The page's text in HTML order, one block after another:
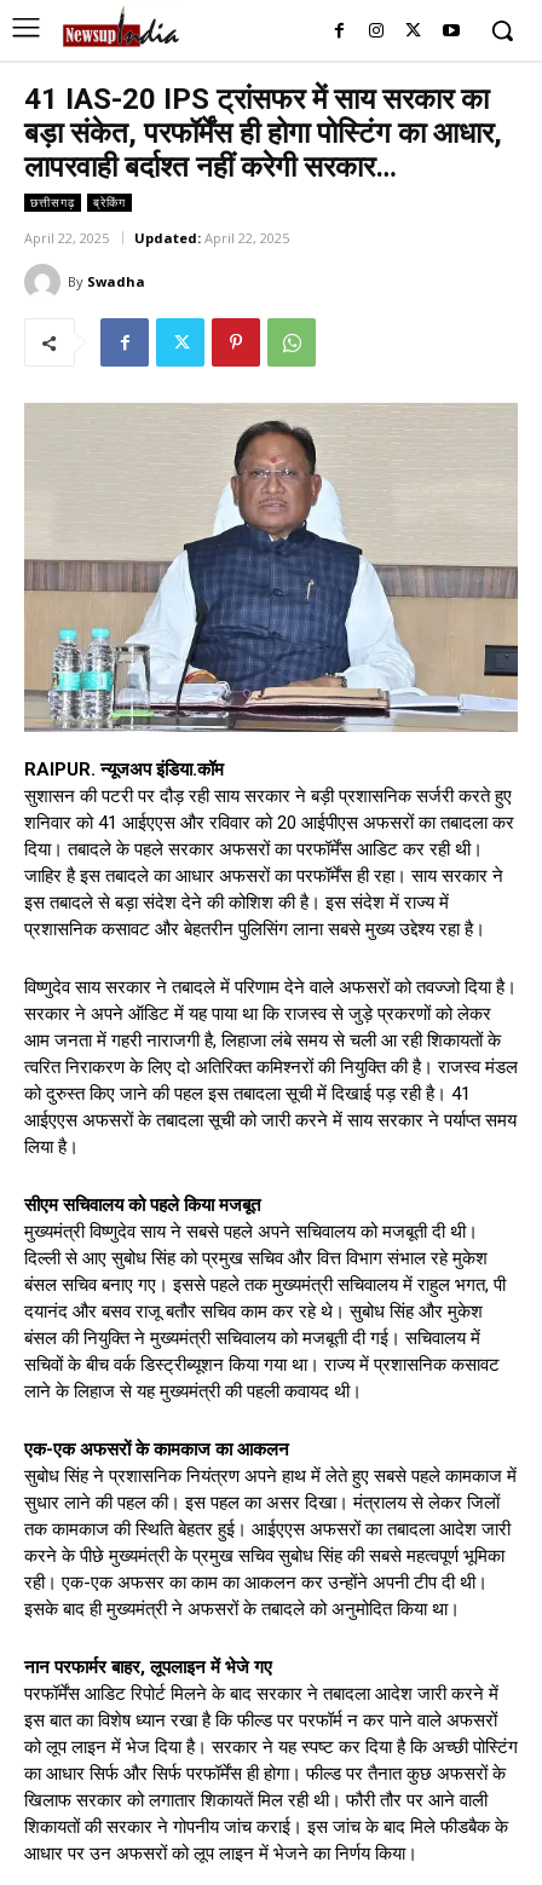
41 IAS-20 IPS ट्रांसफर में साय सरकार का
बड़ा संकेत, परफॉर्मेंस ही होगा पोस्टिंग का आधार,
लापरवाही बर्दाश्त नहीं करेगी सरकार…
छत्तीसगढ़ ब्रेकिंग
April 22, 2025 Updated: April 22, 2025
By Swadha
RAIPUR. न्यूजअप इंडिया.कॉम
सुशासन की पटरी पर दौड़ रही साय सरकार ने बड़ी प्रशासनिक सर्जरी करते हुए
शनिवार को 41 आईएएस और रविवार को 20 आईपीएस अफसरों का तबादला कर
दिया। तबादले के पहले सरकार अफसरों का परफॉर्मेंस आडिट कर रही थी।
जाहिर है इस तबादले का आधार अफसरों का परफॉर्मेंस ही रहा। साय सरकार ने
इस तबादले से बड़ा संदेश देने की कोशिश की है। इस संदेश में राज्य में
प्रशासनिक कसावट और बेहतरीन पुलिसिंग लाना सबसे मुख्य उद्देश्य रहा है।
विष्णुदेव साय सरकार ने तबादले में परिणाम देने वाले अफसरों को तवज्जो दिया है।
सरकार ने अपने ऑडिट में यह पाया था कि राजस्व से जुड़े प्रकरणों को लेकर
आम जनता में गहरी नाराजगी है, लिहाजा लंबे समय से चली आ रही शिकायतों के
त्वरित निराकरण के लिए दो अतिरिक्त कमिश्नरों की नियुक्ति की है। राजस्व मंडल
को दुरुस्त किए जाने की पहल इस तबादला सूची में दिखाई पड़ रही है। 41
आईएएस अफसरों के तबादला सूची को जारी करने में साय सरकार ने पर्याप्त समय
लिया है।
सीएम सचिवालय को पहले किया मजबूत
मुख्यमंत्री विष्णुदेव साय ने सबसे पहले अपने सचिवालय को मजबूती दी थी।
दिल्ली से आए सुबोध सिंह को प्रमुख सचिव और वित्त विभाग संभाल रहे मुकेश
बंसल सचिव बनाए गए। इससे पहले तक मुख्यमंत्री सचिवालय में राहुल भगत, पी
दयानंद और बसव राजू बतौर सचिव काम कर रहे थे। सुबोध सिंह और मुकेश
बंसल की नियुक्ति ने मुख्यमंत्री सचिवालय को मजबूती दी गई। सचिवालय में
सचिवों के बीच वर्क डिस्ट्रीब्यूशन किया गया था। राज्य में प्रशासनिक कसावट
लाने के लिहाज से यह मुख्यमंत्री की पहली कवायद थी।
एक-एक अफसरों के कामकाज का आकलन
सुबोध सिंह ने प्रशासनिक नियंत्रण अपने हाथ में लेते हुए सबसे पहले कामकाज में
सुधार लाने की पहल की। इस पहल का असर दिखा। मंत्रालय से लेकर जिलों
तक कामकाज की स्थिति बेहतर हुई। आईएएस अफसरों का तबादला आदेश जारी
करने के पीछे मुख्यमंत्री के प्रमुख सचिव सुबोध सिंह की सबसे महत्वपूर्ण भूमिका
रही। एक-एक अफसर का काम का आकलन कर उन्होंने अपनी टीप दी थी।
इसके बाद ही मुख्यमंत्री ने अफसरों के तबादले को अनुमोदित किया था।
नान परफार्मर बाहर, लूपलाइन में भेजे गए
परफॉर्मेंस आडिट रिपोर्ट मिलने के बाद सरकार ने तबादला आदेश जारी करने में
इस बात का विशेष ध्यान रखा है कि फील्ड पर परफॉर्म न कर पाने वाले अफसरों
को लूप लाइन में भेज दिया है। सरकार ने यह स्पष्ट कर दिया है कि अच्छी पोस्टिंग
का आधार सिर्फ और सिर्फ परफॉर्मेंस ही होगा। फील्ड पर तैनात कुछ अफसरों के
खिलाफ सरकार को लगातार शिकायतें मिल रही थी। फौरी तौर पर आने वाली
शिकायतों की सरकार ने गोपनीय जांच कराई। इस जांच के बाद मिले फीडबैक के
आधार पर उन अफसरों को लूप लाइन में भेजने का निर्णय किया।